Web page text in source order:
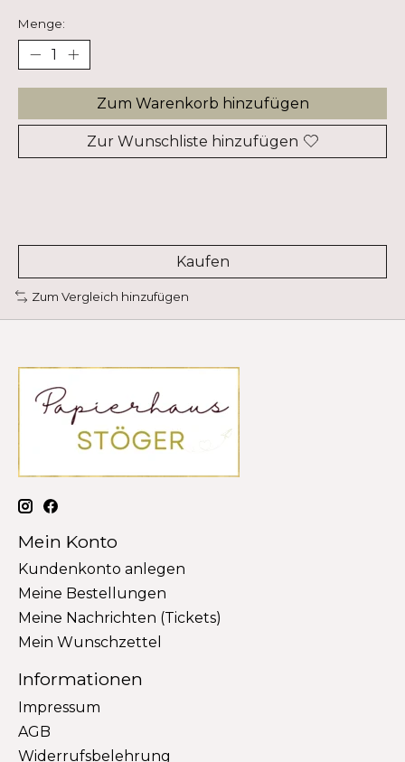
Menge:
Zum Warenkorb hinzufügen
Zur Wunschliste hinzufügen
Kaufen
Zum Vergleich hinzufügen
Mein Konto
Kundenkonto anlegen
Meine Bestellungen
Meine Nachrichten (Tickets)
Mein Wunschzettel
Informationen
Impressum
AGB
Widerrufsbelehrung